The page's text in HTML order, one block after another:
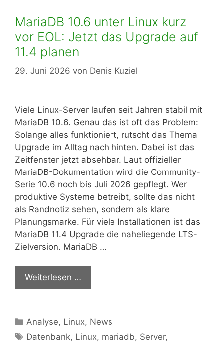
MariaDB 10.6 unter Linux kurz
vor EOL: Jetzt das Upgrade auf
11.4 planen
29. Juni 2026 von Denis Kuziel
Viele Linux-Server laufen seit Jahren stabil mit
MariaDB 10.6. Genau das ist oft das Problem:
Solange alles funktioniert, rutscht das Thema
Upgrade im Alltag nach hinten. Dabei ist das
Zeitfenster jetzt absehbar. Laut offizieller
MariaDB-Dokumentation wird die Community-
Serie 10.6 noch bis Juli 2026 gepflegt. Wer
produktive Systeme betreibt, sollte das nicht
als Randnotiz sehen, sondern als klare
Planungsmarke. Für viele Installationen ist das
MariaDB 11.4 Upgrade die naheliegende LTS-
Zielversion. MariaDB …
Weiterlesen …
Kategorien
Analyse, Linux, News
Schlagwörter
Datenbank, Linux, mariadb, Server,